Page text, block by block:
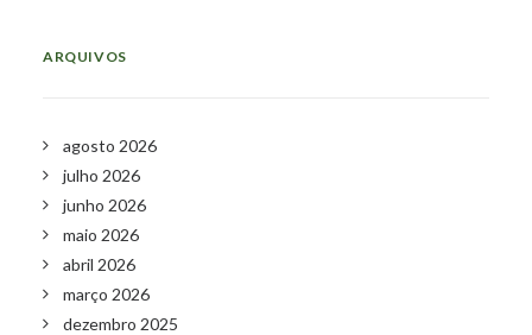
ARQUIVOS
agosto 2026
julho 2026
junho 2026
maio 2026
abril 2026
março 2026
dezembro 2025